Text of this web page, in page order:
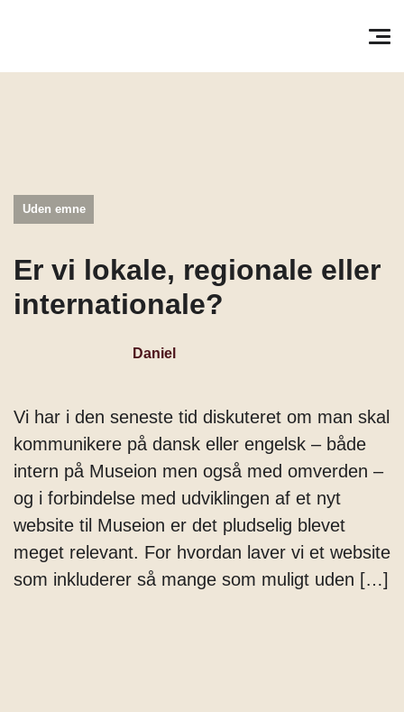
Uden emne
Er vi lokale, regionale eller
internationale?
Daniel
Vi har i den seneste tid diskuteret om man skal
kommunikere på dansk eller engelsk – både
intern på Museion men også med omverden –
og i forbindelse med udviklingen af et nyt
website til Museion er det pludselig blevet
meget relevant. For hvordan laver vi et website
som inkluderer så mange som muligt uden […]